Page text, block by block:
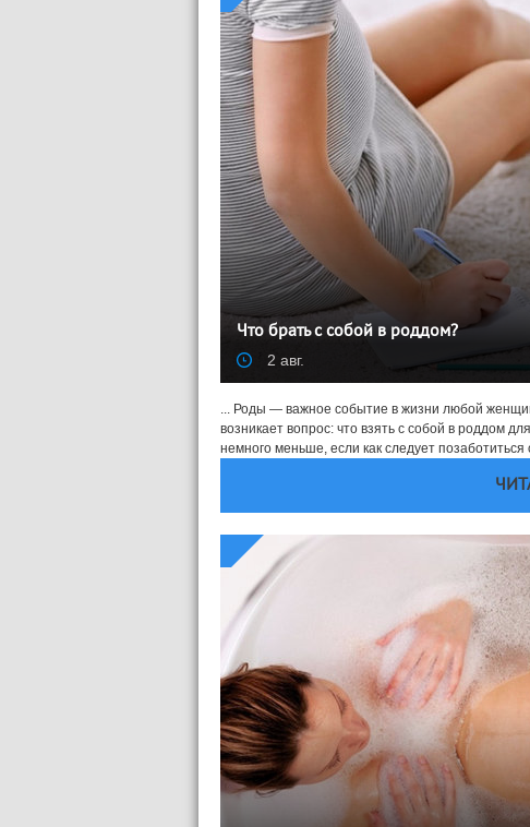
Что брать с собой в роддом?
2 авг.
... Роды — важное событие в жизни любой
возникает вопрос: что взять с собой в роддом
немного меньше, если как следует позаботиться